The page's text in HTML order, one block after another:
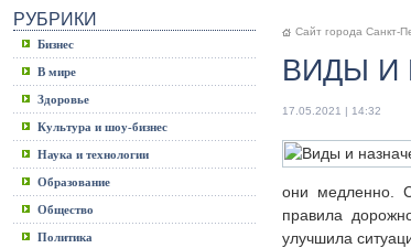
РУБРИКИ
Бизнес
В мире
Здоровье
Культура и шоу-бизнес
Наука и технологии
Образование
Общество
Политика
Сайт города Санкт-
ВИДЫ И
17.05.2021 | 14:32
они медленно.
правила
улучшила